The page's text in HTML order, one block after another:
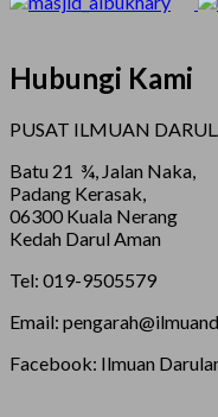
Hubungi Kami
PUSAT ILMUAN
Batu 21 ¾, Jalan Naka,
Padang Kerasak,
06300 Kuala Nerang
Kedah Darul Aman
Tel: 019-9505579
Email:
Facebook: Ilmuan